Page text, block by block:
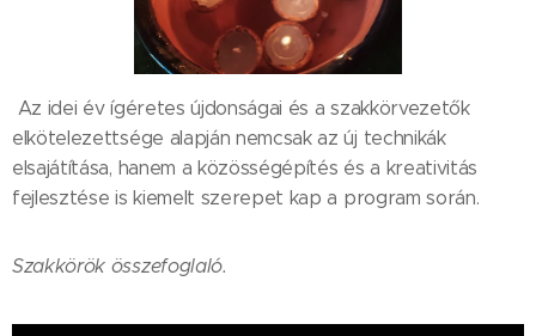
Az idei év ígéretes újdonságai és a szakkörvezetők
elkötelezettsége alapján nemcsak az új technikák
elsajátítása, hanem a közösségépítés és a kreativitás
fejlesztése is kiemelt szerepet kap a program során.
Szakkörök összefoglaló.